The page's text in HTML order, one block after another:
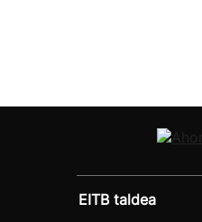
EITB taldea